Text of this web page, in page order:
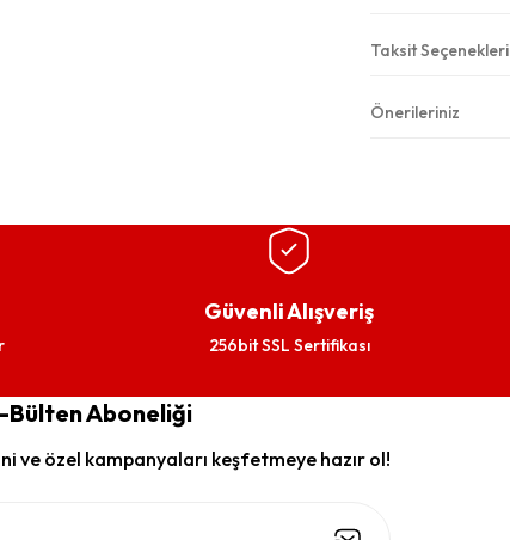
Taksit Seçenekleri
Önerileriniz
Güvenli Alışveriş
256bit SSL Sertifikası
Bülten Aboneliği
ve özel kampanyaları keşfetmeye hazır ol!